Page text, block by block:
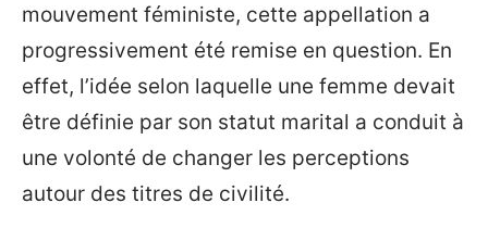
mouvement féministe, cette appellation a
progressivement été remise en question. En
effet, l’idée selon laquelle une femme devait
être définie par son statut marital a conduit à
une volonté de changer les perceptions
autour des titres de civilité.